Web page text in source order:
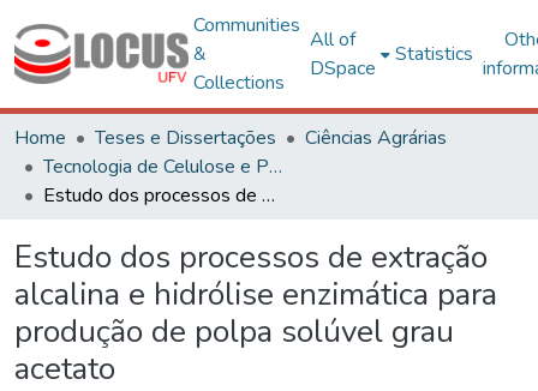
Communities
&
Collections
All of
DSpace
Statistics
Home Teses e Dissertações
Ciências Agrárias
Tecnologia de Celulose e Papel
Estudo dos processos de extração alcalina e hidrólise enzimática para produção de polpa solúvel grau acetato
Estudo dos processos de extração
alcalina e hidrólise enzimática para
produção de polpa solúvel grau
acetato